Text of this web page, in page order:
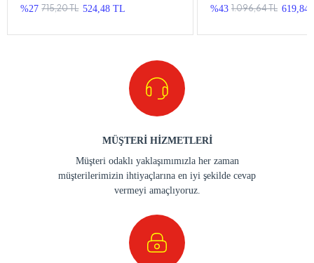
%27 715,20 TL 524,48 TL %43 1.096,64 TL 619,84
MÜŞTERİ HİZMETLERİ
Müşteri odaklı yaklaşımımızla her zaman
müşterilerimizin ihtiyaçlarına en iyi şekilde cevap
vermeyi amaçlıyoruz.